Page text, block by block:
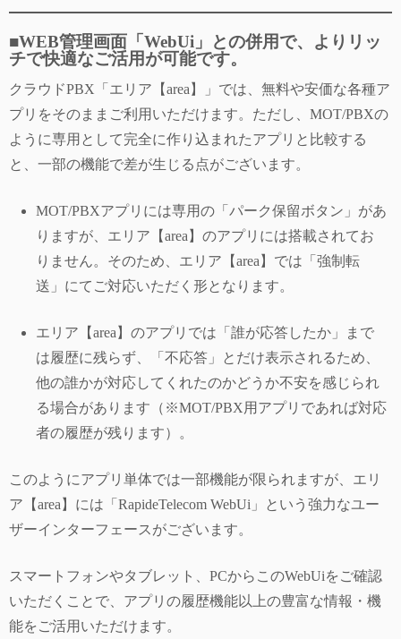
■WEB管理画面「WebUi」との併用で、よりリッ
チで快適なご活用が可能です。
クラウドPBX「エリア【area】」では、無料や安価な各種ア
プリをそのままご利用いただけます。ただし、MOT/PBXの
ように専用として完全に作り込まれたアプリと比較する
と、一部の機能で差が生じる点がございます。
MOT/PBXアプリには専用の「パーク保留ボタン」があ
りますが、エリア【area】のアプリには搭載されてお
りません。そのため、エリア【area】では「強制転
送」にてご対応いただく形となります。
エリア【area】のアプリでは「誰が応答したか」まで
は履歴に残らず、「不応答」とだけ表示されるため、
他の誰かが対応してくれたのかどうか不安を感じられ
る場合があります（※MOT/PBX用アプリであれば対応
者の履歴が残ります）。
このようにアプリ単体では一部機能が限られますが、エリ
ア【area】には「RapideTelecom WebUi」という強力なユー
ザーインターフェースがございます。
スマートフォンやタブレット、PCからこのWebUiをご確認
いただくことで、アプリの履歴機能以上の豊富な情報・機
能をご活用いただけます。